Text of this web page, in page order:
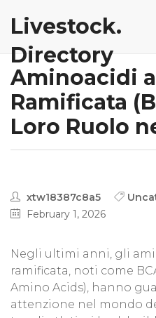
Livestock.
Directory
Aminoacidi
Ramificata
Loro Ruolo
xtw18387c8a5
February 1, 2026
Negli ultimi anni, gli
ramificata, noti come
Amino Acids), hanno
attenzione nel mondo